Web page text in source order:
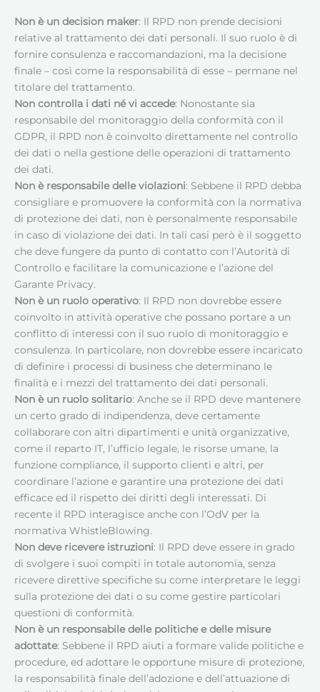
Non è un decision maker: Il RPD non prende decisioni
relative al trattamento dei dati personali. Il suo ruolo è di
fornire consulenza e raccomandazioni, ma la decisione
finale – così come la responsabilità di esse – permane nel
titolare del trattamento.
Non controlla i dati né vi accede: Nonostante sia
responsabile del monitoraggio della conformità con il
GDPR, il RPD non è coinvolto direttamente nel controllo
dei dati o nella gestione delle operazioni di trattamento
dei dati.
Non è responsabile delle violazioni: Sebbene il RPD debba
consigliare e promuovere la conformità con la normativa
di protezione dei dati, non è personalmente responsabile
in caso di violazione dei dati. In tali casi però è il soggetto
che deve fungere da punto di contatto con l’Autorità di
Controllo e facilitare la comunicazione e l’azione del
Garante Privacy.
Non è un ruolo operativo: Il RPD non dovrebbe essere
coinvolto in attività operative che possano portare a un
conflitto di interessi con il suo ruolo di monitoraggio e
consulenza. In particolare, non dovrebbe essere incaricato
di definire i processi di business che determinano le
finalità e i mezzi del trattamento dei dati personali.
Non è un ruolo solitario: Anche se il RPD deve mantenere
un certo grado di indipendenza, deve certamente
collaborare con altri dipartimenti e unità organizzative,
come il reparto IT, l’ufficio legale, le risorse umane, la
funzione compliance, il supporto clienti e altri, per
coordinare l’azione e garantire una protezione dei dati
efficace ed il rispetto dei diritti degli interessati. Di
recente il RPD interagisce anche con l’OdV per la
normativa WhistleBlowing.
Non deve ricevere istruzioni: Il RPD deve essere in grado
di svolgere i suoi compiti in totale autonomia, senza
ricevere direttive specifiche su come interpretare le leggi
sulla protezione dei dati o su come gestire particolari
questioni di conformità.
Non è un responsabile delle politiche e delle misure
adottate: Sebbene il RPD aiuti a formare valide politiche e
procedure, ed adottare le opportune misure di protezione,
la responsabilità finale dell’adozione e dell’attuazione di